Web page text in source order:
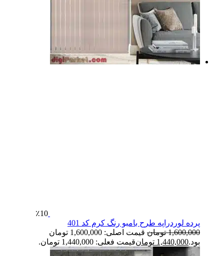
٪10
پرده لوردراپه طرح بامبو رنگ کرم کد 401
1,600,000 تومان
قیمت اصلی: 1,600,000 تومان
بود.1,440,000 تومانقیمت فعلی: 1,440,000 تومان.